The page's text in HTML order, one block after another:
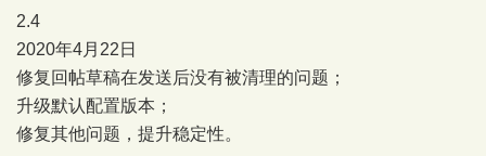
2.4
2020年4月22日
修复回帖草稿在发送后没有被清理的问题；
升级默认配置版本；
修复其他问题，提升稳定性。